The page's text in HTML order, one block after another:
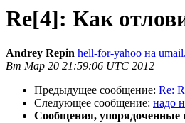
Re[4]: Как
Andrey Repin hell-for-yahoo на
Вт Мар 20 21:59:06 UTC 2012
Предыдущее сообщение: Re:
Следующее сообщение: надо
Сообщения, упорядоченные